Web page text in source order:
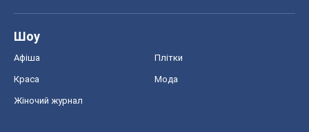
Шоу
Афіша Плітки
Краса Мода
Жіночий журнал